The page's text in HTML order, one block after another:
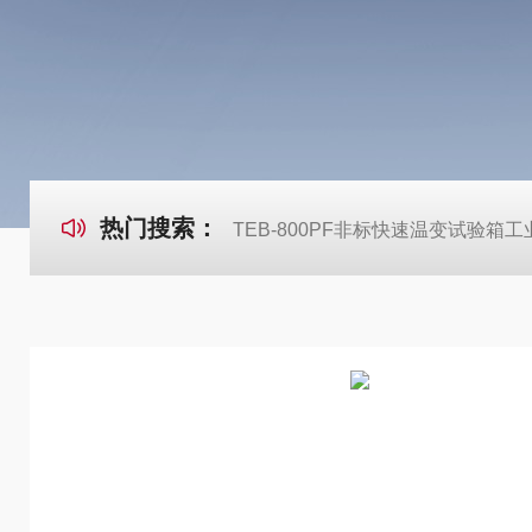
热门搜索： TEB-800PF非标快速温变试验箱工